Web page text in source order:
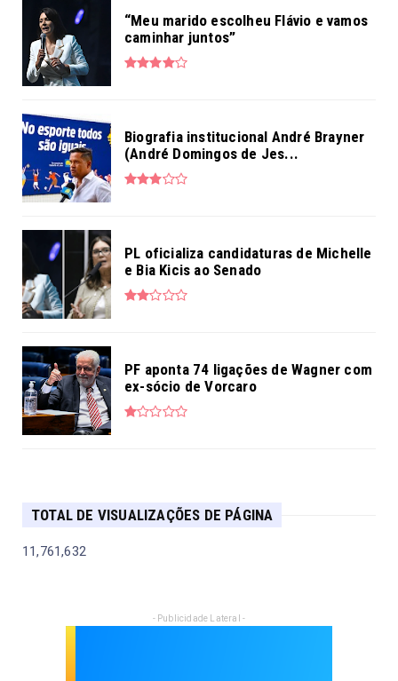
“Meu marido escolheu Flávio e vamos
caminhar juntos”
Biografia institucional André Brayner
(André Domingos de Jes...
PL oficializa candidaturas de Michelle
e Bia Kicis ao Senado
PF aponta 74 ligações de Wagner com
ex-sócio de Vorcaro
TOTAL DE VISUALIZAÇÕES DE PÁGINA
11,761,632
- Publicidade Lateral -